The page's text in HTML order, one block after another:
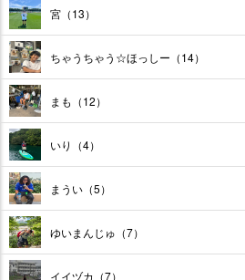
宮（13）
ちゃうちゃう☆ほっしー（14）
まも（12）
いり（4）
まうい（5）
ゆいまんじゅ（7）
イイヅカ（7）